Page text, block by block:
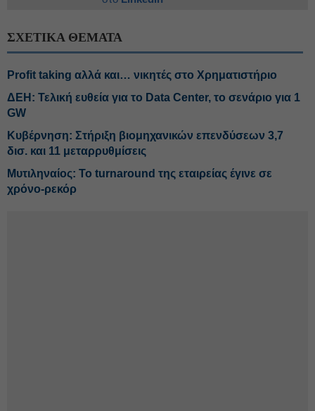
ΣΧΕΤΙΚΑ ΘΕΜΑΤΑ
Profit taking αλλά και… νικητές στο Χρηματιστήριο
ΔΕΗ: Τελική ευθεία για το Data Center, το σενάριο για 1
GW
Κυβέρνηση: Στήριξη βιομηχανικών επενδύσεων 3,7
δισ. και 11 μεταρρυθμίσεις
Μυτιληναίος: Το turnaround της εταιρείας έγινε σε
χρόνο-ρεκόρ